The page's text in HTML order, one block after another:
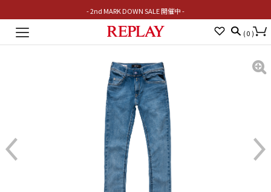
- 2nd MARK DOWN SALE 開催中 -
Toggle
( 0 )